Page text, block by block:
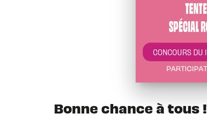
Bonne chance à tous !